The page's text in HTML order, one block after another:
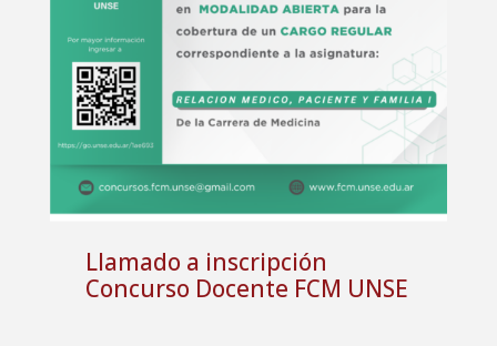
Llamado a inscripción
Concurso Docente FCM UNSE